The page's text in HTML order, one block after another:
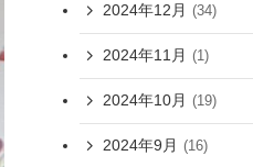
2024年12月 (34)
2024年11月 (1)
2024年10月 (19)
2024年9月 (16)